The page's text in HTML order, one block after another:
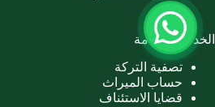
الخدمات العامة
تصفية التركة
حساب الميراث
قضايا الاستئناف